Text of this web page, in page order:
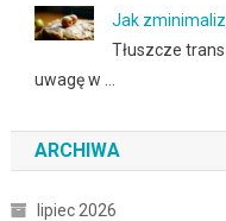
Jak
Tłuszcze
uwagę w …
ARCHIWA
lipiec 2026